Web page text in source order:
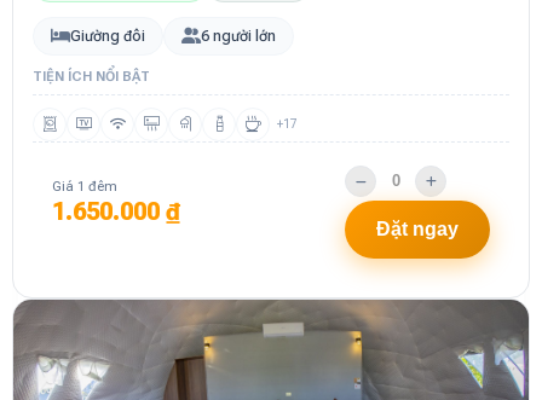
Giường đôi 6 người lớn
TIỆN ÍCH NỔI BẬT
+17
Giá 1 đêm
1.650.000 ₫
Đặt ngay